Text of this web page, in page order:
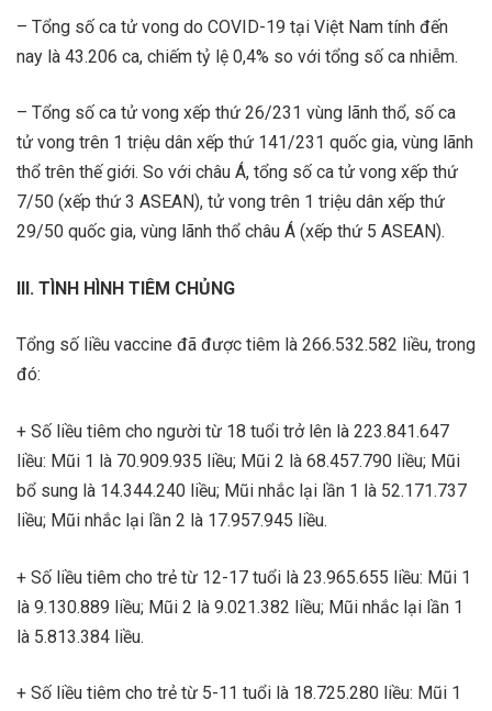
– Tổng số ca tử vong do COVID-19 tại Việt Nam tính đến
nay là 43.206 ca, chiếm tỷ lệ 0,4% so với tổng số ca nhiễm.
– Tổng số ca tử vong xếp thứ 26/231 vùng lãnh thổ, số ca
tử vong trên 1 triệu dân xếp thứ 141/231 quốc gia, vùng lãnh
thổ trên thế giới. So với châu Á, tổng số ca tử vong xếp thứ
7/50 (xếp thứ 3 ASEAN), tử vong trên 1 triệu dân xếp thứ
29/50 quốc gia, vùng lãnh thổ châu Á (xếp thứ 5 ASEAN).
III. TÌNH HÌNH TIÊM CHỦNG
Tổng số liều vaccine đã được tiêm là 266.532.582 liều, trong
đó:
+ Số liều tiêm cho người từ 18 tuổi trở lên là 223.841.647
liều: Mũi 1 là 70.909.935 liều; Mũi 2 là 68.457.790 liều; Mũi
bổ sung là 14.344.240 liều; Mũi nhắc lại lần 1 là 52.171.737
liều; Mũi nhắc lại lần 2 là 17.957.945 liều.
+ Số liều tiêm cho trẻ từ 12-17 tuổi là 23.965.655 liều: Mũi 1
là 9.130.889 liều; Mũi 2 là 9.021.382 liều; Mũi nhắc lại lần 1
là 5.813.384 liều.
+ Số liều tiêm cho trẻ từ 5-11 tuổi là 18.725.280 liều: Mũi 1